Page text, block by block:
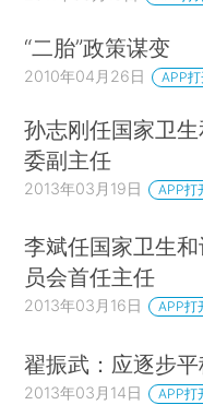
“二胎”政策谋变
2010年04月26日 APP
孙志刚任国家卫
委副主任
2013年03月19日 APP打
李斌任国家卫生
员会首任主任
2013年03月16日 APP打
翟振武：应逐步
2013年03月14日 APP打